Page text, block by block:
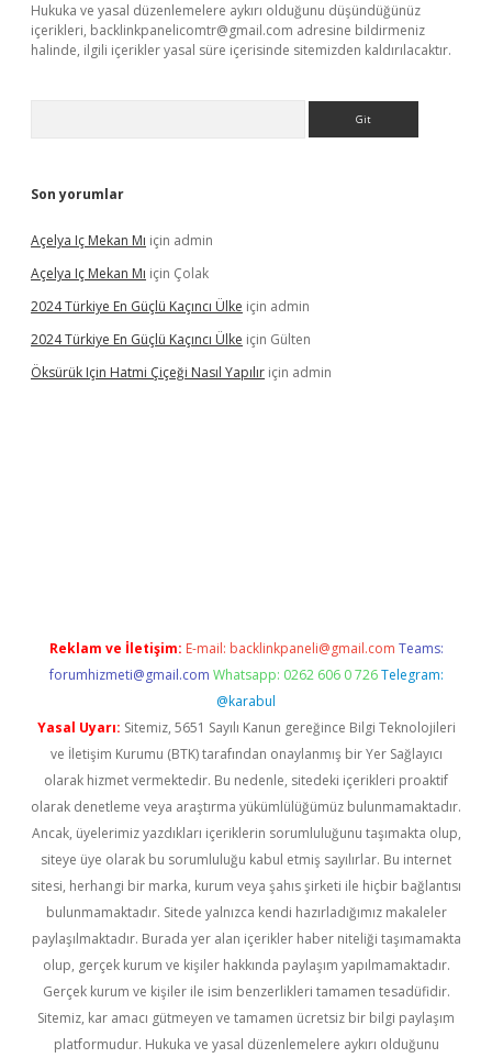
Hukuka ve yasal düzenlemelere aykırı olduğunu düşündüğünüz
içerikleri, backlinkpanelicomtr@gmail.com adresine bildirmeniz
halinde, ilgili içerikler yasal süre içerisinde sitemizden kaldırılacaktır.
Son yorumlar
Açelya Iç Mekan Mı için admin
Açelya Iç Mekan Mı için Çolak
2024 Türkiye En Güçlü Kaçıncı Ülke için admin
2024 Türkiye En Güçlü Kaçıncı Ülke için Gülten
Öksürük Için Hatmi Çiçeği Nasıl Yapılır için admin
Reklam ve İletişim: E-mail: backlinkpaneli@gmail.com Teams:
forumhizmeti@gmail.com Whatsapp: 0262 606 0 726 Telegram:
@karabul
Yasal Uyarı: Sitemiz, 5651 Sayılı Kanun gereğince Bilgi Teknolojileri
ve İletişim Kurumu (BTK) tarafından onaylanmış bir Yer Sağlayıcı
olarak hizmet vermektedir. Bu nedenle, sitedeki içerikleri proaktif
olarak denetleme veya araştırma yükümlülüğümüz bulunmamaktadır.
Ancak, üyelerimiz yazdıkları içeriklerin sorumluluğunu taşımakta olup,
siteye üye olarak bu sorumluluğu kabul etmiş sayılırlar. Bu internet
sitesi, herhangi bir marka, kurum veya şahıs şirketi ile hiçbir bağlantısı
bulunmamaktadır. Sitede yalnızca kendi hazırladığımız makaleler
paylaşılmaktadır. Burada yer alan içerikler haber niteliği taşımamakta
olup, gerçek kurum ve kişiler hakkında paylaşım yapılmamaktadır.
Gerçek kurum ve kişiler ile isim benzerlikleri tamamen tesadüfidir.
Sitemiz, kar amacı gütmeyen ve tamamen ücretsiz bir bilgi paylaşım
platformudur. Hukuka ve yasal düzenlemelere aykırı olduğunu